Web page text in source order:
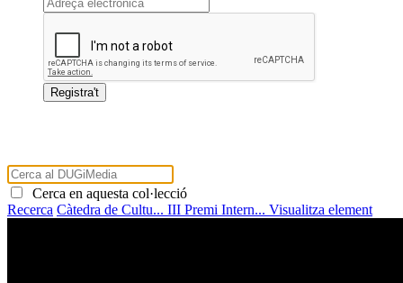
Cerca en aquesta col·lecció
Recerca Càtedra de Cultu... III Premi Intern... Visualitza element